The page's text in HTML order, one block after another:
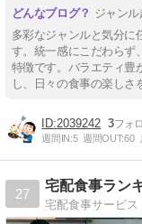
ジャン
多彩なジャンルと気分に
す。統一感にこだわらず
特徴です。バラエティ豊
し、日々の食事の楽しさ
2039242 3
週間IN:5 週間OUT:60
27